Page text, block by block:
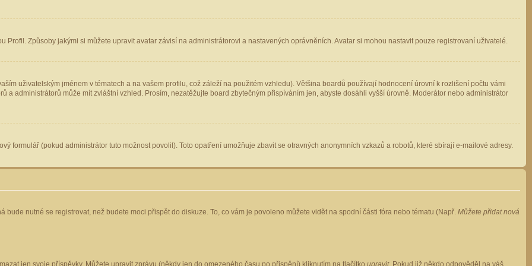
Profil. Způsoby jakými si můžete upravit avatar závisí na administrátorovi a nastavených oprávněních. Avatar si mohou nastavit pouze registrovaní uživatelé.
uživatelským jménem v tématech a na vašem profilu, což záleží na použitém vzhledu). Většina boardů používají hodnocení úrovní k rozlišení počtu vámi
a administrátorů může mít zvláštní vzhled. Prosím, nezatěžujte board zbytečným přispíváním jen, abyste dosáhli vyšší úrovně. Moderátor nebo administrátor
formulář (pokud administrátor tuto možnost povolil). Toto opatření umožňuje zbavit se otravných anonymních vzkazů a robotů, které sbírají e-mailové adresy.
nutné se registrovat, než budete moci přispět do diskuze. To, co vám je povoleno můžete vidět na spodní části fóra nebo tématu (Např. Můžete přidat nová
jen svoje příspěvky. Můžete upravit zprávu (někdy jen do omezeného času po přispění) kliknutím na tlačítko upravit. Pokud již někdo odpověděl na váš